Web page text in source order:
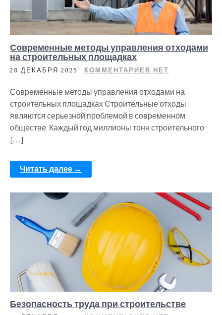
Современные методы управления отходами
на строительных площадках
28 ДЕКАБРЯ 2025 КОММЕНТАРИЕВ НЕТ
Современные методы управления отходами на
строительных площадках Строительные отходы
являются серьезной проблемой в современном
обществе. Каждый год миллионы тонн строительного
[…]
Читать далее →
Безопасность труда при строительстве